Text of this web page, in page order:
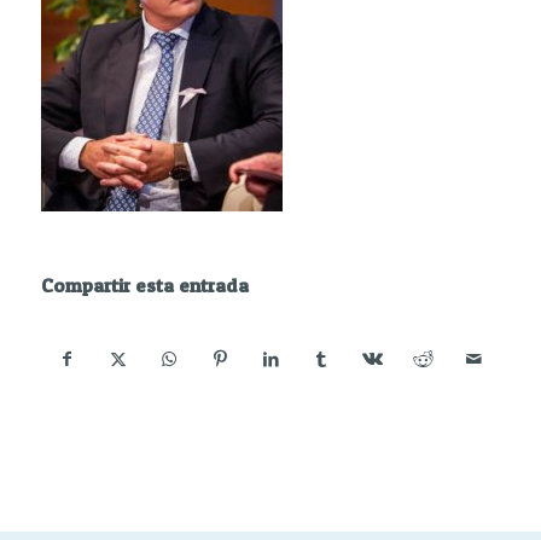
Compartir esta entrada